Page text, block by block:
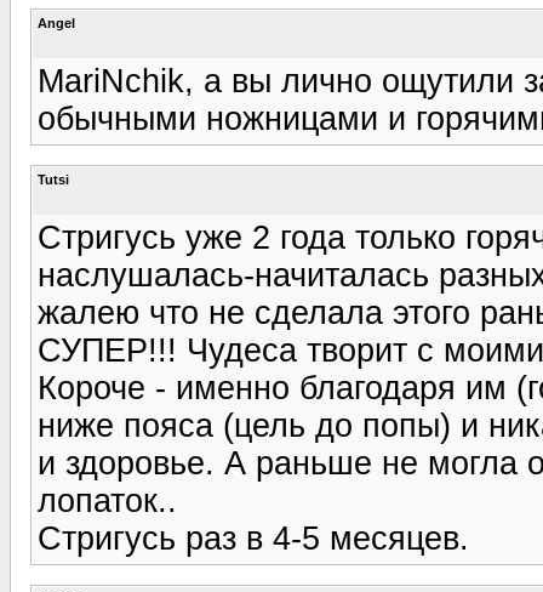
Angel
MariNchik, а вы лично ощутили
обычными ножницами и
Tutsi
Стригусь уже 2 года только
наслушалась-начиталась
жалею что не сделала этого
СУПЕР!!! Чудеса творит с
Короче - именно благодаря им
ниже пояса (цель до попы) и
и здоровье. А раньше не могла
лопаток..
Стригусь раз в 4-5 месяцев.